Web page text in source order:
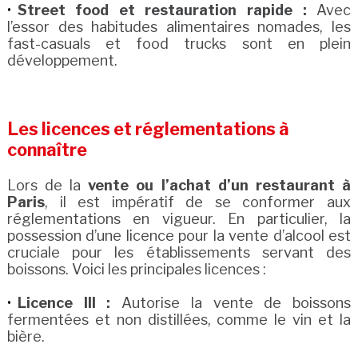
Street food et restauration rapide : Avec
l’essor des habitudes alimentaires nomades, les
fast-casuals et food trucks sont en plein
développement.
Les licences et réglementations à
connaître
Lors de lavente ou l’achat d’un restaurant à
Paris, il est impératif de se conformer aux
réglementations en vigueur. En particulier, la
possession d’une licence pour la vente d’alcool est
cruciale pour les établissements servant des
boissons. Voici les principales licences :
Licence III : Autorise la vente de boissons
fermentées et non distillées, comme le vin et la
bière.